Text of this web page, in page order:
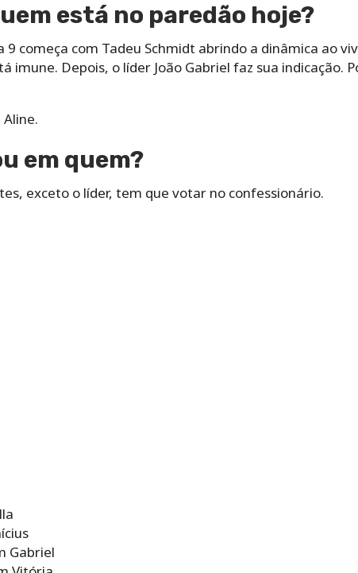
está no paredão hoje?
9 começa com Tadeu Schmidt abrindo a dinâmica ao
imune. Depois, o líder João Gabriel faz sua indicação.
Aline.
em quem?
exceto o líder, tem que votar no confessionário.
Gabriel